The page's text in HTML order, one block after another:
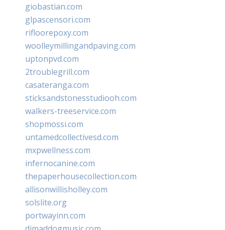
giobastian.com
glpascensori.com
rifloorepoxy.com
woolleymillingandpaving.com
uptonpvd.com
2troublegrill.com
casateranga.com
sticksandstonesstudiooh.com
walkers-treeservice.com
shopmossi.com
untamedcollectivesd.com
mxpwellness.com
infernocanine.com
thepaperhousecollection.com
allisonwillisholley.com
solslite.org
portwayinn.com